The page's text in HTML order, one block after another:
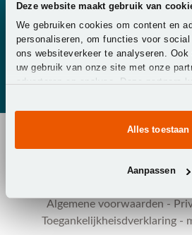
Deze website maakt gebruik van
We gebruiken cookies om content en
personaliseren, om functies voor
ons websiteverkeer te analyseren.
uw gebruik van onze site met onze
adverteren en analyse. Deze partners
combineren met andere informatie die
of die ze hebben verzameld op basis
Alles toestaan
Aanpassen
Whatsapp: 0488441220
(Op werkdagen binnen 3 uur
Contact
Copyright © 2026 - Van der
Algemene voorwaarden -
Toegankelijkheisdverklaring -